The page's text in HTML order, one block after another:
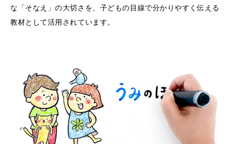
な「そなえ」の大切さを、子どもの目線で分かりやすく伝える
教材として活用されています。